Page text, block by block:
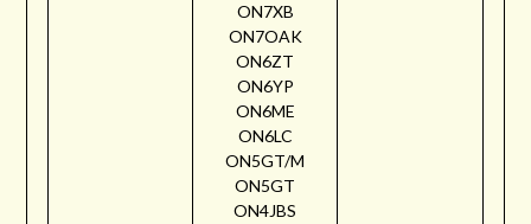
ON7XB
ON7OAK
ON6ZT
ON6YP
ON6ME
ON6LC
ON5GT/M
ON5GT
ON4JBS